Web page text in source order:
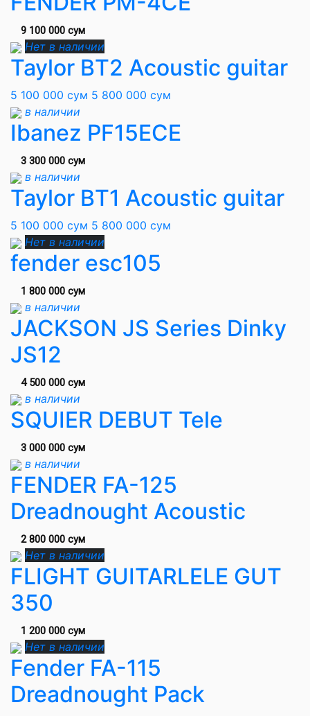
9 100 000 сум
Нет в наличии
Taylor BT2 Acoustic guitar
5 100 000 сум 5 800 000 сум
в наличии
Ibanez PF15ECE
3 300 000 сум
в наличии
Taylor BT1 Acoustic guitar
5 100 000 сум 5 800 000 сум
Нет в наличии
fender esc105
1 800 000 сум
в наличии
JACKSON JS Series Dinky
JS12
4 500 000 сум
в наличии
SQUIER DEBUT Tele
3 000 000 сум
в наличии
FENDER FA-125
Dreadnought Acoustic
2 800 000 сум
Нет в наличии
FLIGHT GUITARLELE GUT
350
1 200 000 сум
Нет в наличии
Fender FA-115
Dreadnought Pack